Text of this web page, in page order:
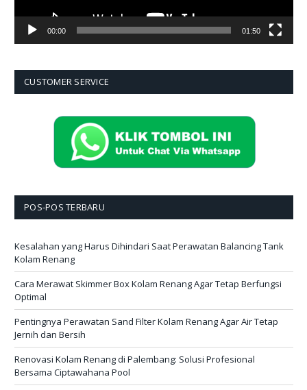
00:00 01:50
CUSTOMER SERVICE
POS-POS TERBARU
Kesalahan yang Harus Dihindari Saat Perawatan Balancing Tank
Kolam Renang
Cara Merawat Skimmer Box Kolam Renang Agar Tetap Berfungsi
Optimal
Pentingnya Perawatan Sand Filter Kolam Renang Agar Air Tetap
Jernih dan Bersih
Renovasi Kolam Renang di Palembang: Solusi Profesional
Bersama Ciptawahana Pool